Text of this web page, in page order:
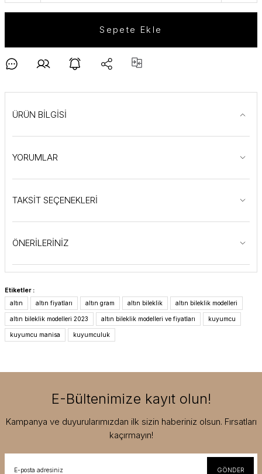
Sepete Ekle
ÜRÜN BİLGİSİ
YORUMLAR
TAKSİT SEÇENEKLERİ
ÖNERİLERİNİZ
Etiketler :
altın
altın fiyatları altın gram altın bileklik altın bileklik modelleri
altın bileklik modelleri 2023 altın bileklik modelleri ve fiyatları kuyumcu
kuyumcu manisa kuyumculuk
E-Bültenimize kayıt olun!
Kampanya ve duyurularımızdan ilk sizin haberiniz olsun. Fırsatları
kaçırmayın!
GÖNDER